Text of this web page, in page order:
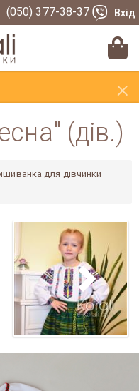
(050) 377-38-37 Вхід
×
(дів.)
для дівчинки